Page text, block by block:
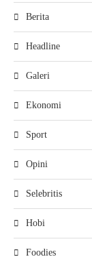
Berita
Headline
Galeri
Ekonomi
Sport
Opini
Selebritis
Hobi
Foodies